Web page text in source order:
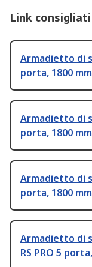
Link consigliati
Armadietto di
porta, 1800
Armadietto di
porta, 1800
Armadietto di
porta, 1800
Armadietto di
RS PRO 5